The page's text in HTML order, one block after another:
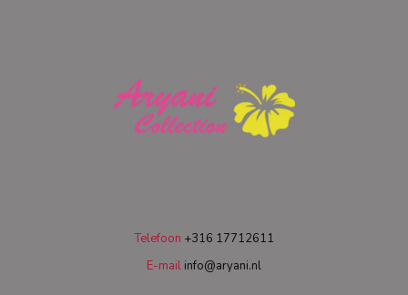
Telefoon +316 17712611
E-mail info@aryani.nl